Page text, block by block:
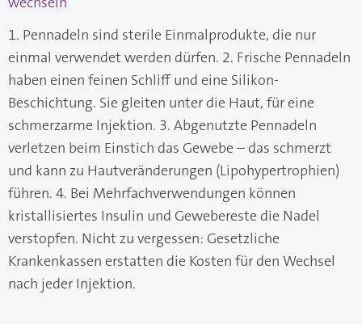
1. Pennadeln sind sterile Einmalprodukte, die nur
einmal verwendet werden dürfen. 2. Frische Pennadeln
haben einen feinen Schliff und eine Silikon-
Beschichtung. Sie gleiten unter die Haut, für eine
schmerzarme Injektion. 3. Abgenutzte Pennadeln
verletzen beim Einstich das Gewebe – das schmerzt
und kann zu Hautveränderungen (Lipohypertrophien)
führen. 4. Bei Mehrfachverwendungen können
kristallisiertes Insulin und Gewebereste die Nadel
verstopfen. Nicht zu vergessen: Gesetzliche
Krankenkassen erstatten die Kosten für den Wechsel
nach jeder Injektion.